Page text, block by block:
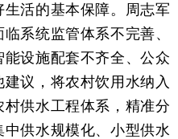
活的基本保障。周志军
系统监管体系不完善、
设施配套不齐全、公众
议，将农村饮用水纳入
供水工程体系，精准分
供水规模化、小型供水